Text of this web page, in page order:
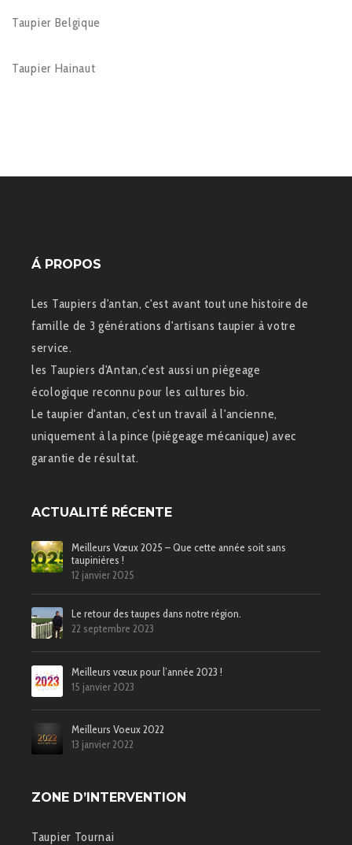
Taupier Belgique
Taupier Hainaut
Á PROPOS
Les Taupiers d'antan, c'est avant tout une histoire de
famille de 3 générations d'artisans taupier à votre
service.
les Taupiers d'Antan,c'est aussi un piégeage
écologique reconnu pour les cultures bio.
Le taupier d'antan, c'est un travail à l'ancienne,
uniquement à la pince (piégeage mécanique) avec
garantie de résultat.
ACTUALITÉ RÉCENTE
Meilleurs Vœux 2025 – Que cette année soit sans
taupinières !
12 janvier 2025
Le retour des taupes dans notre région.
22 septembre 2023
Meilleurs vœux pour l’année 2023 !
15 janvier 2023
Meilleurs Voeux 2022
13 janvier 2022
ZONE D’INTERVENTION
Taupier Tournai